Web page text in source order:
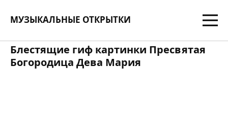
МУЗЫКАЛЬНЫЕ ОТКРЫТКИ
Блестящие гиф картинки Пресвятая
Богородица Дева Мария